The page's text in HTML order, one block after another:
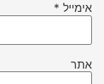
אימייל *
אתר